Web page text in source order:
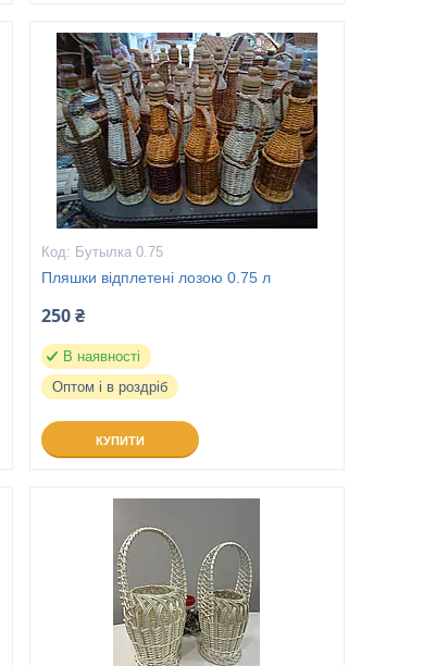
Бутылка 0.75
Пляшки відплетені лозою 0.75 л
250 ₴
В наявності
Оптом і в роздріб
КУПИТИ